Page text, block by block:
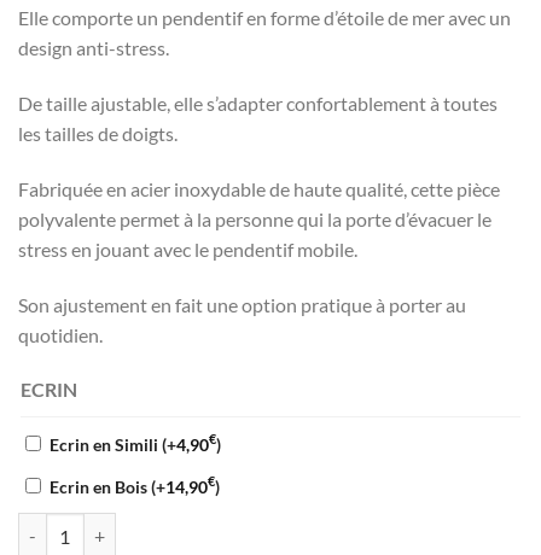
Elle comporte un pendentif en forme d’étoile de mer avec un
design anti-stress.
De taille ajustable, elle s’adapter confortablement à toutes
les tailles de doigts.
Fabriquée en acier inoxydable de haute qualité, cette pièce
polyvalente permet à la personne qui la porte d’évacuer le
stress en jouant avec le pendentif mobile.
Son ajustement en fait une option pratique à porter au
quotidien.
ECRIN
Ecrin en Simili (+4,90€)
Ecrin en Bois(+14,90€)